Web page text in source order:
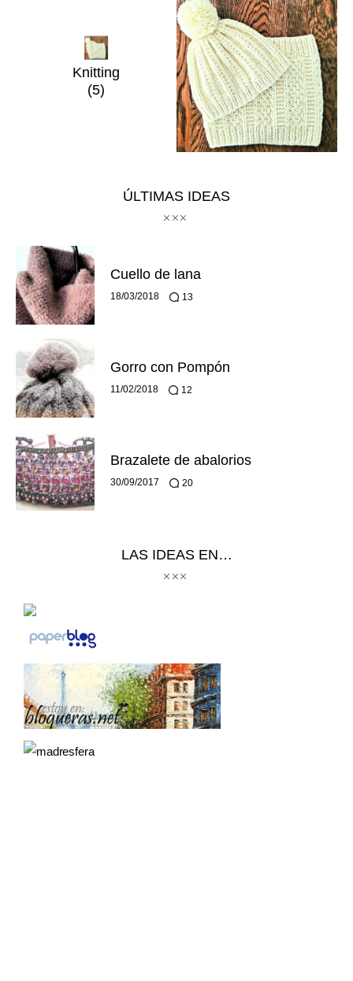
Knitting
(5)
ÚLTIMAS IDEAS
Cuello de lana
18/03/2018 13
Gorro con Pompón
11/02/2018 12
Brazalete de abalorios
30/09/2017 20
LAS IDEAS EN…